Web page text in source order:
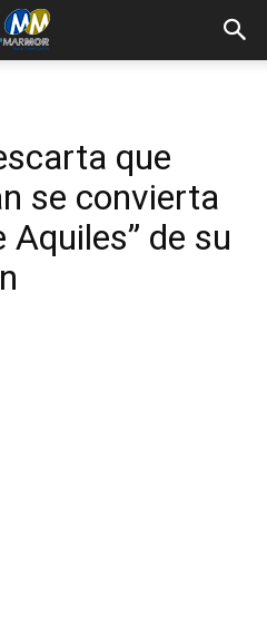
que
se convierta
Aquiles” de su